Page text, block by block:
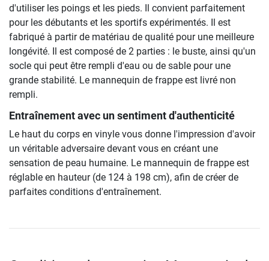
d'utiliser les poings et les pieds. Il convient parfaitement
pour les débutants et les sportifs expérimentés. Il est
fabriqué à partir de matériau de qualité pour une meilleure
longévité. Il est composé de 2 parties : le buste, ainsi qu'un
socle qui peut être rempli d'eau ou de sable pour une
grande stabilité. Le mannequin de frappe est livré non
rempli.
Entraînement avec un sentiment d'authenticité
Le haut du corps en vinyle vous donne l'impression d'avoir
un véritable adversaire devant vous en créant une
sensation de peau humaine. Le mannequin de frappe est
réglable en hauteur (de 124 à 198 cm), afin de créer de
parfaites conditions d'entraînement.